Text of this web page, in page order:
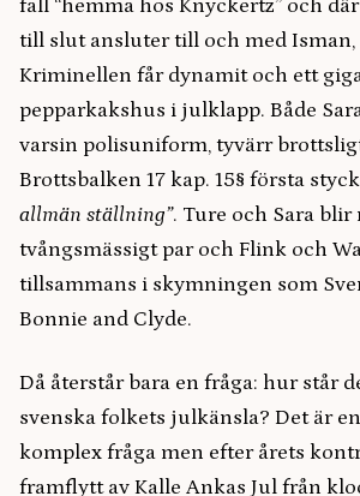
fall “hemma hos Knyckertz” och
till slut ansluter till och med Isman,
Kriminellen får dynamit och ett
pepparkakshus i julklapp. Både
varsin polisuniform, tyvärr
Brottsbalken 17 kap. 15§ första
allmän ställning”. Ture och Sara blir
tvångsmässigt par och Flink och
tillsammans i skymningen som
Bonnie and Clyde.
Då återstår bara en fråga: hur står
svenska folkets julkänsla? Det är
komplex fråga men efter årets
framflytt av Kalle Ankas Jul från